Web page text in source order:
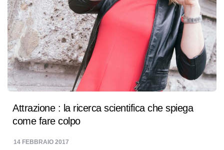
Attrazione : la ricerca scientifica che spiega
come fare colpo
14 FEBBRAIO 2017